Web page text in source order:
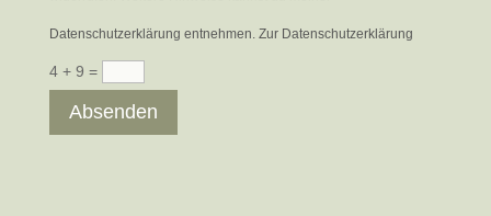
Datenschutzerklärung entnehmen. Zur Datenschutzerklärung
4 + 9 =
Absenden